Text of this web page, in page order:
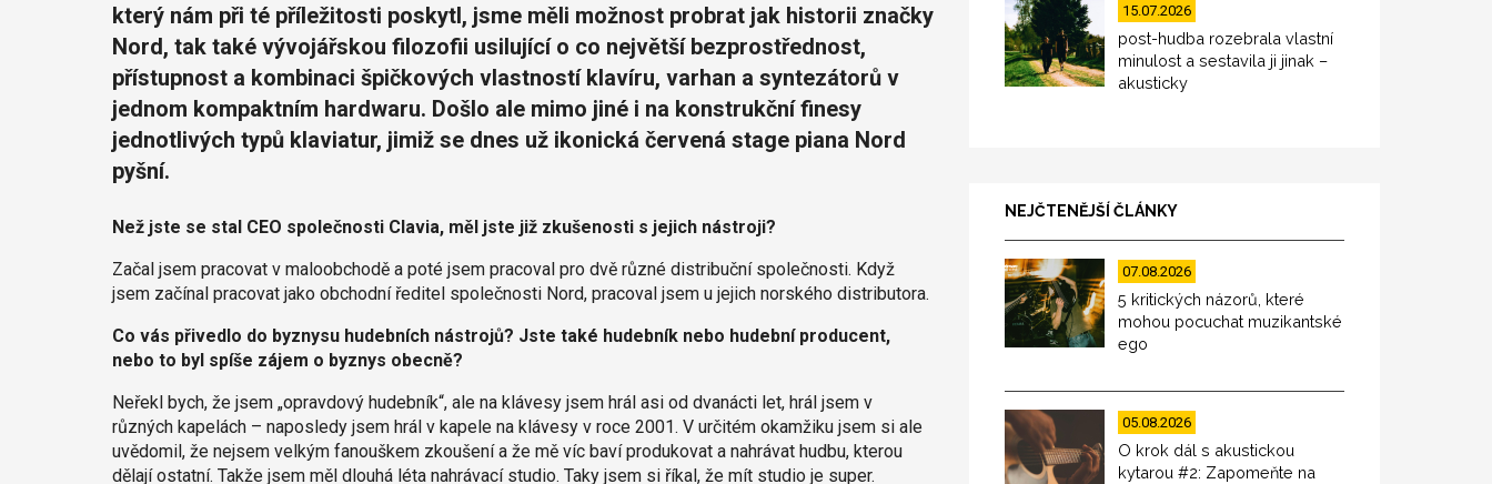
který nám při té příležitosti poskytl, jsme měli možnost probrat jak historii značky
Nord, tak také vývojářskou filozofii usilující o co největší bezprostřednost,
přístupnost a kombinaci špičkových vlastností klavíru, varhan a syntezátorů v
jednom kompaktním hardwaru. Došlo ale mimo jiné i na konstrukční finesy
jednotlivých typů klaviatur, jimiž se dnes už ikonická červená stage piana Nord
pyšní.
Než jste se stal CEO společnosti Clavia, měl jste již zkušenosti s jejich nástroji?
Začal jsem pracovat v maloobchodě a poté jsem pracoval pro dvě různé distribuční společnosti. Když
jsem začínal pracovat jako obchodní ředitel společnosti Nord, pracoval jsem u jejich norského distributora.
Co vás přivedlo do byznysu hudebních nástrojů? Jste také hudebník nebo hudební producent,
nebo to byl spíše zájem o byznys obecně?
Neřekl bych, že jsem „opravdový hudebník“, ale na klávesy jsem hrál asi od dvanácti let, hrál jsem v
různých kapelách – naposledy jsem hrál v kapele na klávesy v roce 2001. V určitém okamžiku jsem si ale
uvědomil, že nejsem velkým fanouškem zkoušení a že mě víc baví produkovat a nahrávat hudbu, kterou
dělají ostatní. Takže jsem měl dlouhá léta nahrávací studio. Taky jsem si říkal, že mít studio je super.
15.07.2026
post-hudba rozebrala vlastní
minulost a sestavila ji jinak –
akusticky
NEJČTENĚJŠÍ ČLÁNKY
07.08.2026
5 kritických názorů, které
mohou pocuchat muzikantské
ego
05.08.2026
O krok dál s akustickou
kytarou #2: Zapomeňte na